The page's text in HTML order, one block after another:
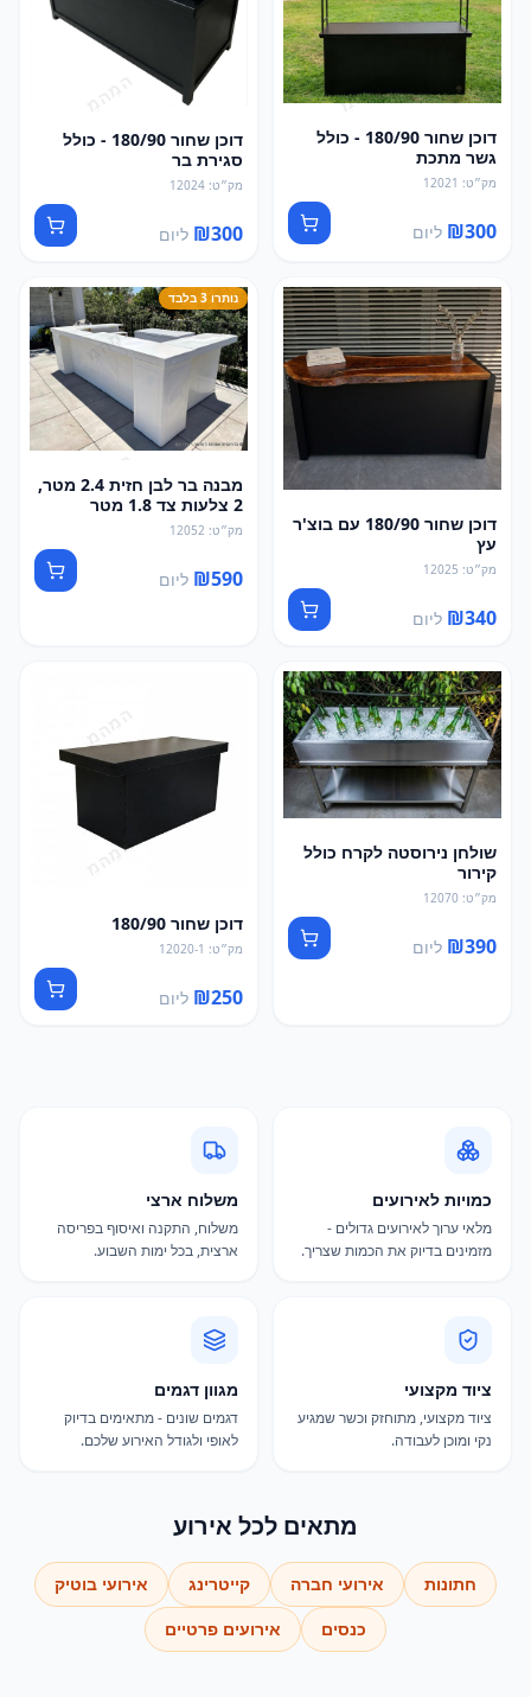
דוכן שחור 180/90 - כולל
גשר מתכת
מק״ט:
12021
₪300 ליום
דוכן שחור 180/90 - כולל
סגירת בר
מק״ט:
12024
₪300 ליום
דוכן שחור 180/90 עם בוצ'ר
עץ
מק״ט:
12025
₪340 ליום
נותרו 3 בלבד
מבנה בר לבן חזית 2.4 מטר,
2 צלעות צד 1.8 מטר
מק״ט:
12052
₪590 ליום
שולחן נירוסטה לקרח כולל
קירור
מק״ט:
12070
₪390 ליום
דוכן שחור 180/90
מק״ט:
12020-1
₪250 ליום
כמויות לאירועים
מלאי ערוך לאירועים גדולים -
מזמינים בדיוק את הכמות שצריך.
משלוח ארצי
משלוח, התקנה ואיסוף בפריסה
ארצית, בכל ימות השבוע.
ציוד מקצועי
ציוד מקצועי, מתוחזק וכשר שמגיע
נקי ומוכן לעבודה.
מגוון דגמים
דגמים שונים - מתאימים בדיוק
לאופי ולגודל האירוע שלכם.
מתאים לכל אירוע
חתונות אירועי חברה קייטרינג
אירועי בוטיק
כנסים
אירועים פרטיים